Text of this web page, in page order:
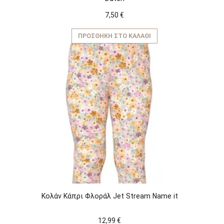
7,50 €
ΠΡΟΣΘΉΚΗ ΣΤΟ ΚΑΛΆΘΙ
Κολάν Κάπρι Φλοράλ Jet Stream Name it
12,99 €